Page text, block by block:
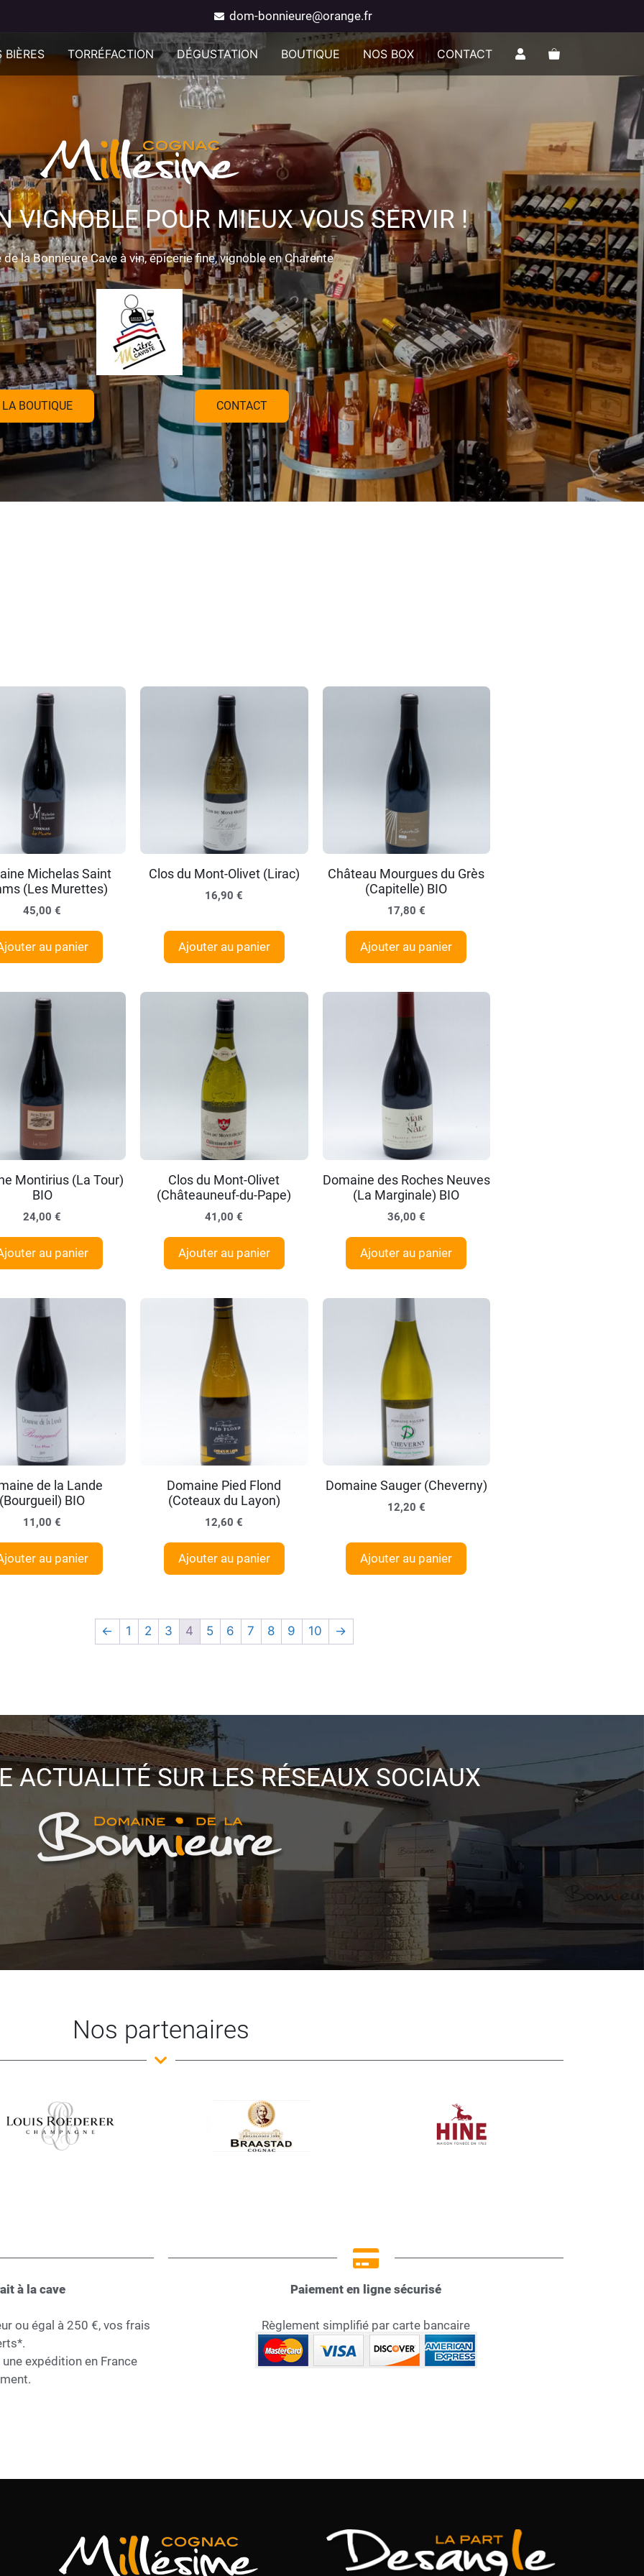
dom-bonnieure@orange.fr
BIÈRES TORRÉFACTION DÉGUSTATION BOUTIQUE NOS BOX CONTACT
VIGNOBLE POUR MIEUX VOUS SERVIR !
la Bonnieure Cave à vin, épicerie fine, vignoble en Charente
LA BOUTIQUE CONTACT
Michelas Saint
(Les Murettes)
45,00€
au panier
Clos du Mont-Olivet (Lirac)
16,90€
Ajouter au panier
Château Mourgues du Grès
(Capitelle) BIO
17,80 €
Ajouter au panier
Montirius (La Tour)
BIO
24,00€
au panier
Clos du Mont-Olivet
(Châteauneuf-du-Pape)
41,00€
Ajouter au panier
Domaine des Roches Neuves
(La Marginale) BIO
36,00 €
Ajouter au panier
de la Lande
(Bourgueil) BIO
11,00€
au panier
Domaine Pied Flond
(Coteaux du Layon)
12,60€
Ajouter au panier
Domaine Sauger (Cheverny)
12,20 €
Ajouter au panier
← 1 2 3 4 5 6 7 8 9 10 →
ACTUALITÉ SUR LES RÉSEAUX SOCIAUX
Nos partenaires
à la cave
ou égal à 250 €, vos frais
expédition en France
Paiement en ligne sécurisé
Règlement simplifié par carte bancaire